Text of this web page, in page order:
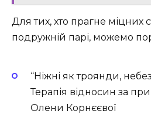
Для тих, хто прагне міцних
подружній парі, можемо
“Ніжні як троянди,
Терапія відносин за
Олени Корнєєвої